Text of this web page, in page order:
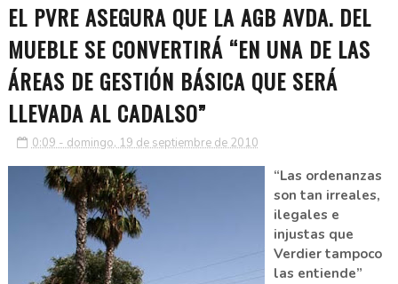
EL PVRE ASEGURA QUE LA AGB AVDA. DEL
MUEBLE SE CONVERTIRÁ “EN UNA DE LAS
ÁREAS DE GESTIÓN BÁSICA QUE SERÁ
LLEVADA AL CADALSO”
0:09 - domingo, 19 de septiembre de 2010
“Las ordenanzas
son tan irreales,
ilegales e
injustas que
Verdier tampoco
las entiende”